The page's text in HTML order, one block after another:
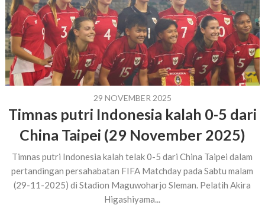
29 NOVEMBER 2025
Timnas putri Indonesia kalah 0-5 dari
China Taipei (29 November 2025)
Timnas putri Indonesia kalah telak 0-5 dari China Taipei dalam
pertandingan persahabatan FIFA Matchday pada Sabtu malam
(29-11-2025) di Stadion Maguwoharjo Sleman. Pelatih Akira
Higashiyama...